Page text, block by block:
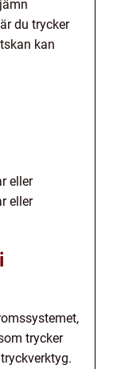
du trycker
kan
eller
eller
trycker